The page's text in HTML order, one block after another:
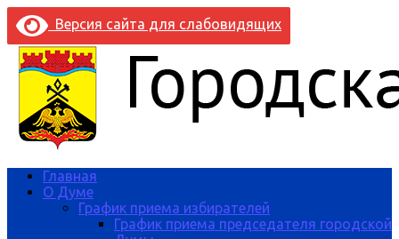
Версия сайта для слабовидящих
Главная
О Думе
График приема избирателей
График приема председателя городской